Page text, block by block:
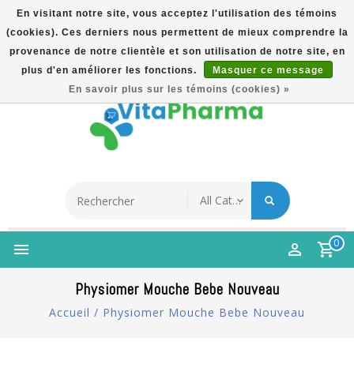
5% Korting Na Aanmelding Op Nieuwsbrief | Gratis
Verzending Vanaf €49 | Online Sinds 2007
Français
0
Physiomer Mouche Bebe Nouveau
Accueil / Physiomer Mouche Bebe Nouveau
En visitant notre site, vous acceptez l'utilisation des témoins
(cookies). Ces derniers nous permettent de mieux comprendre la
provenance de notre clientèle et son utilisation de notre site, en
plus d'en améliorer les fonctions.
Masquer ce message
En savoir plus sur les témoins (cookies) »